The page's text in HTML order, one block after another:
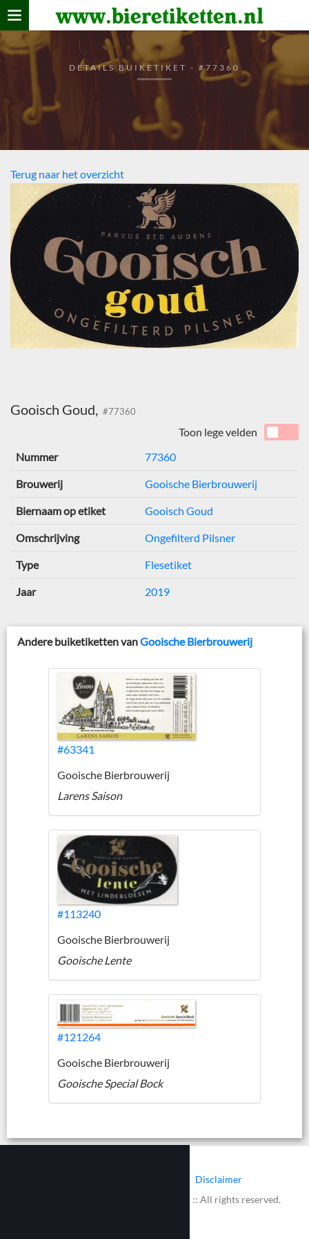
www.bieretiketten.nl
Home
verzamelen
De bierkaart
Bezoekers
DETAILS BUIKETIKET - #77360
Terug naar het overzicht
Gooisch Goud, #77360
Toon lege velden
Nummer
77360
Brouwerij Gooische Bierbrouwerij
Biernaam op etiket Gooisch Goud
Omschrijving Ongefilterd Pilsner
Type Flesetiket
Jaar 2019
Andere buiketiketten vanGooische Bierbrouwerij
#63341
Gooische Bierbrouwerij
Larens Saison
#113240
Gooische Bierbrouwerij
Gooische Lente
#121264
Gooische Bierbrouwerij
Gooische Special Bock
Disclaimer
© 2002 - 2026 :: www.bieretiketten.nl :: All rights reserved.